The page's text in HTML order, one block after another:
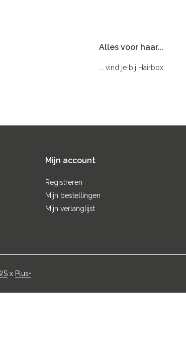
Alles voor haar...
... vind je bij Hairbox.
Mijn account
Registreren
Mijn bestellingen
Mijn verlanglijst
x Plus+